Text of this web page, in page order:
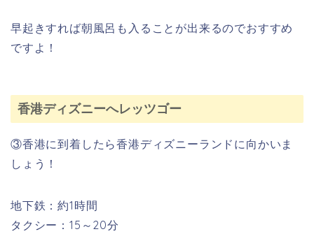
ツア
ー会
す。
早起きすれば朝風呂も入ることが出来るのでおすすめ
ですよ！
香港ディズニーへレッツゴー
③香港に到着したら香港ディズニーランドに向かいま
しょう！
地下鉄：約1時間
タクシー： 15～20分